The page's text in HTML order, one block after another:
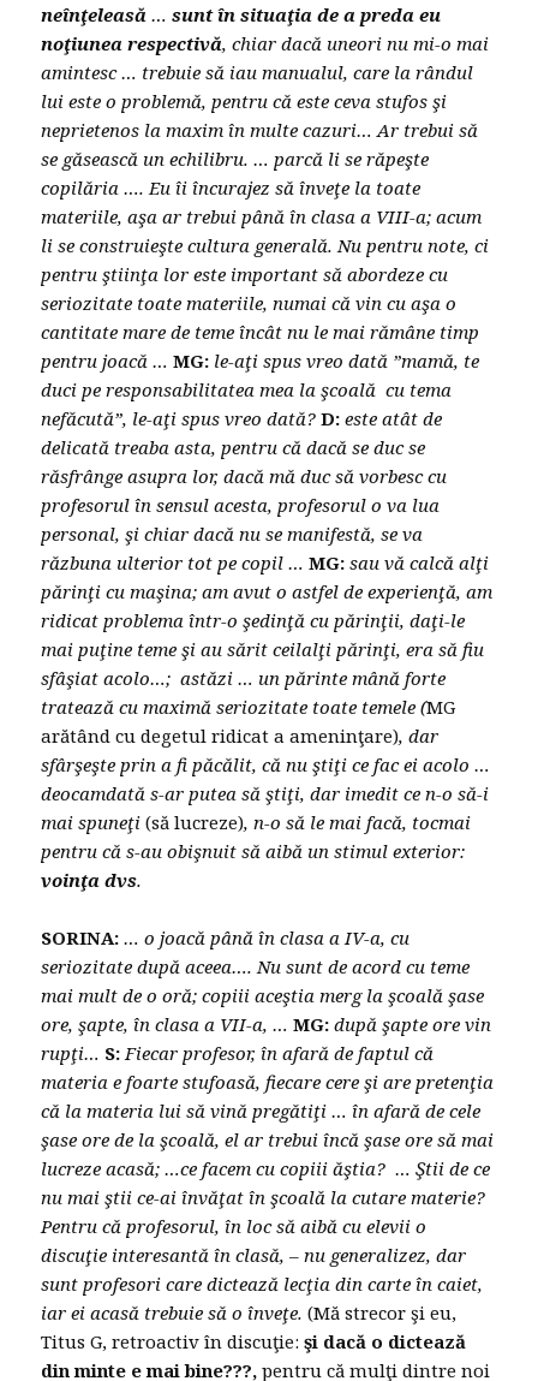
neînţeleasă …sunt în situaţia de a preda eu
noţiunea respectivă, chiar dacă uneori nu mi-o mai
amintesc … trebuie să iau manualul, care la rândul
lui este o problemă, pentru că este ceva stufos şi
neprietenos la maxim în multe cazuri… Ar trebui să
se găsească un echilibru. … parcă li se răpeşte
copilăria …. Eu îi încurajez să înveţe la toate
materiile, aşa ar trebui până în clasa a VIII-a; acum
li se construieşte cultura generală. Nu pentru note, ci
pentru ştiinţa lor este important să abordeze cu
seriozitate toate materiile, numai că vin cu aşa o
cantitate mare de teme încât nu le mai rămâne timp
pentru joacă …MG: le-aţi spus vreo dată ”mamă, te
duci pe responsabilitatea mea la şcoală cu tema
nefăcută”, le-aţi spus vreo dată?D: este atât de
delicată treaba asta, pentru că dacă se duc se
răsfrânge asupra lor, dacă mă duc să vorbesc cu
profesorul în sensul acesta, profesorul o va lua
personal, şi chiar dacă nu se manifestă, se va
răzbuna ulterior tot pe copil …MG:sau vă calcă alţi
părinţi cu maşina; am avut o astfel de experienţă, am
ridicat problema într-o şedinţă cu părinţii, daţi-le
mai puţine teme şi au sărit ceilalţi părinţi, era să fiu
sfâşiat acolo…; astăzi … un părinte mână forte
tratează cu maximă seriozitate toate temele (MG
arătând cu degetul ridicat a ameninţare), dar
sfârşeşte prin a fi păcălit, că nu ştiţi ce fac ei acolo …
deocamdată s-ar putea să ştiţi, dar imedit ce n-o să-i
mai spuneţi(să lucreze), n-o să le mai facă, tocmai
pentru că s-au obişnuit să aibă un stimul exterior:
voinţa dvs.
SORINA: … o joacă până în clasa a IV-a, cu
seriozitate după aceea…. Nu sunt de acord cu teme
mai mult de o oră; copiii aceştia merg la şcoală şase
ore, şapte, în clasa a VII-a, …MG: după şapte ore vin
rupţi… S:Fiecar profesor, în afară de faptul că
materia e foarte stufoasă, fiecare cere şi are pretenţia
că la materia lui să vină pregătiţi … în afară de cele
şase ore de la şcoală, el ar trebui încă şase ore să mai
lucreze acasă; …ce facem cu copiii ăştia? … Ştii de ce
nu mai ştii ce-ai învăţat în şcoală la cutare materie?
Pentru că profesorul, în loc să aibă cu elevii o
discuţie interesantă în clasă, – nu generalizez, dar
sunt profesori care dictează lecţia din carte în caiet,
iar ei acasă trebuie să o înveţe.(Mă strecor şi eu,
Titus G, retroactiv în discuţie:şi dacă o dictează
din minte e mai bine???, pentru că mulţi dintre noi